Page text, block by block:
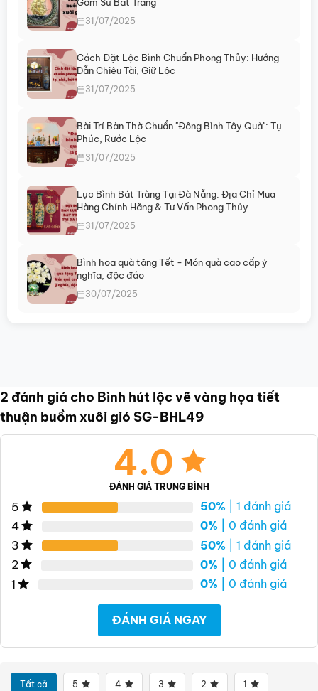
tùy
chọn
thể
được
chọn
trên
sản
phẩm
thể
sản
Gốm Sứ Bát Tràng
31/07/2025
Cách Đặt Lộc Bình Chuẩn Phong Thủy: Hướng
Dẫn Chiêu Tài, Giữ Lộc
31/07/2025
Bài Trí Bàn Thờ Chuẩn "Đông Bình Tây Quả": Tụ
Phúc, Rước Lộc
31/07/2025
Lục Bình Bát Tràng Tại Đà Nẵng: Địa Chỉ Mua
Hàng Chính Hãng & Tư Vấn Phong Thủy
31/07/2025
Bình hoa quà tặng Tết - Món quà cao cấp ý
nghĩa, độc đáo
30/07/2025
2 đánh giá cho Bình hút lộc vẽ vàng họa tiết
thuận buồm xuôi gió SG-BHL49
4.0
ĐÁNH GIÁ TRUNG BÌNH
5 50% | 1 đánh giá
4
0% | 0 đánh giá
3
50% | 1 đánh giá
2
0% | 0 đánh giá
1
0% | 0 đánh giá
ĐÁNH GIÁ NGAY
Tất cả 5 4 3 2 1